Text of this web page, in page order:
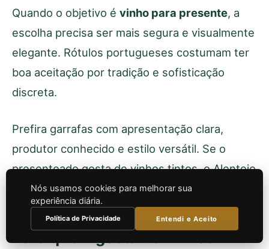
Quando o objetivo é vinho para presente, a
escolha precisa ser mais segura e visualmente
elegante. Rótulos portugueses costumam ter
boa aceitação por tradição e sofisticação
discreta.
Prefira garrafas com apresentação clara,
produtor conhecido e estilo versátil. Se o
presenteado gosta de vinhos tintos, o Alentejo
pode ser uma aposta natural.
Nós usamos cookies para melhorar sua
experiência diária.
Política de Privacidade Entendi e Aceito